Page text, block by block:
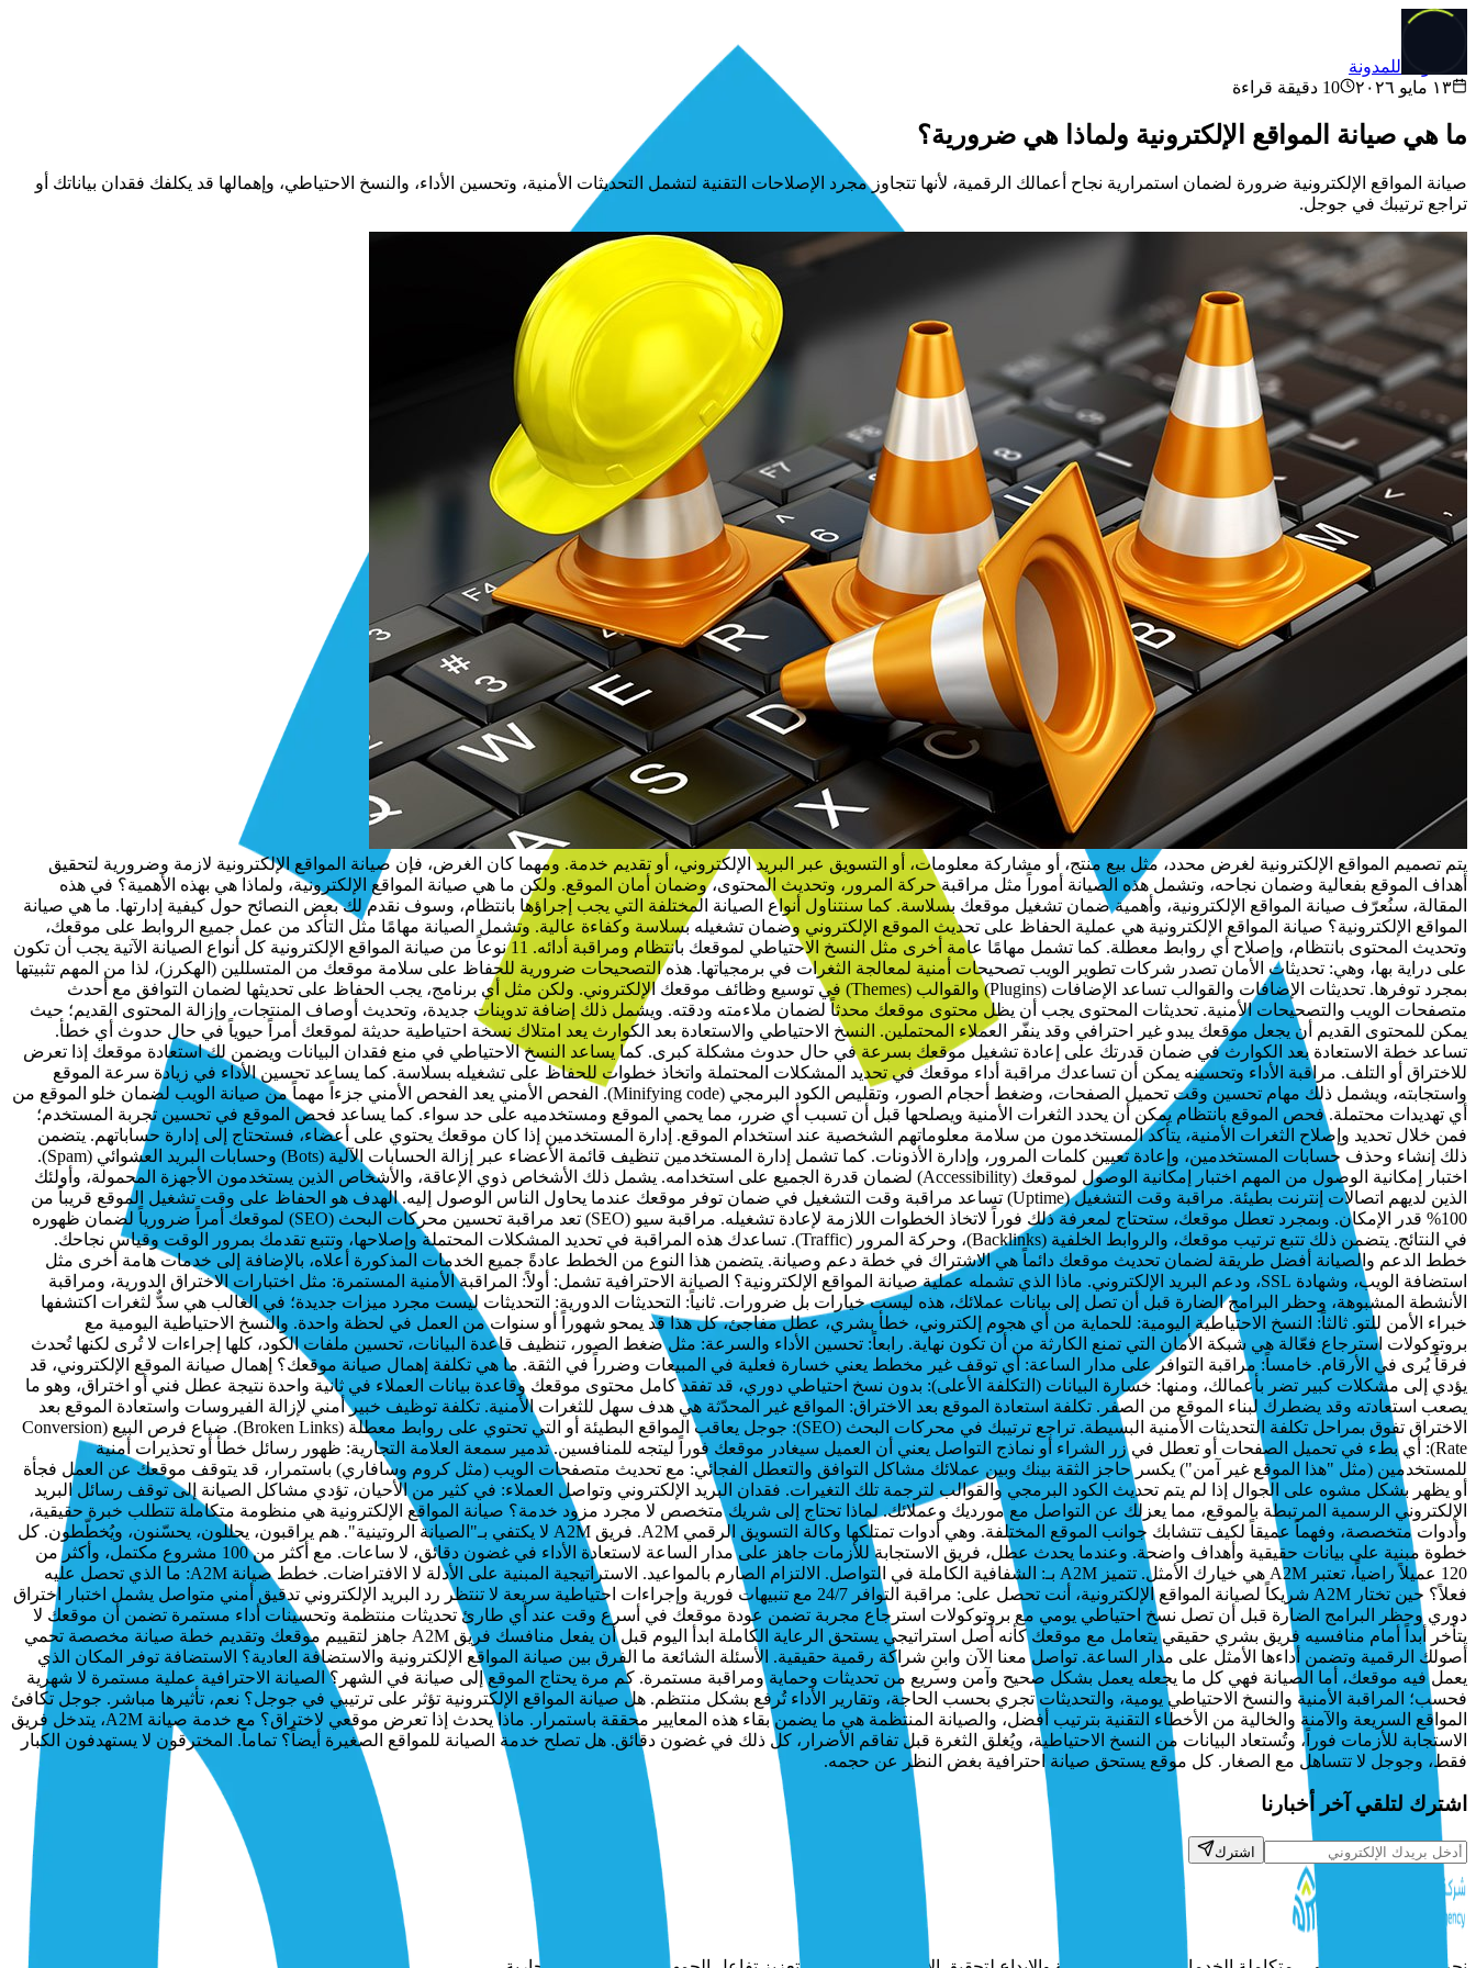
العودة للمدونة
١٣ مايو ٢٠٢٦
10 دقيقة قراءة
ما هي صيانة المواقع الإلكترونية ولماذا هي ضرورية؟
صيانة المواقع الإلكترونية ضرورة لضمان استمرارية نجاح أعمالك الرقمية، لأنها تتجاوز مجرد الإصلاحات التقنية لتشمل التحديثات الأمنية، وتحسين الأداء، والنسخ الاحتياطي، وإهمالها قد يكلفك فقدان بياناتك أو
تراجع ترتيبك في جوجل.
يتم تصميم المواقع الإلكترونية لغرض محدد، مثل بيع منتج، أو مشاركة معلومات، أو التسويق عبر البريد الإلكتروني، أو تقديم خدمة. ومهما كان الغرض، فإن صيانة المواقع الإلكترونية لازمة وضرورية لتحقيق
أهداف الموقع بفعالية وضمان نجاحه، وتشمل هذه الصيانة أموراً مثل مراقبة حركة المرور، وتحديث المحتوى، وضمان أمان الموقع. ولكن ما هي صيانة المواقع الإلكترونية، ولماذا هي بهذه الأهمية؟ في هذه
المقالة، سنُعرّف صيانة المواقع الإلكترونية، وأهمية ضمان تشغيل موقعك بسلاسة. كما سنتناول أنواع الصيانة المختلفة التي يجب إجراؤها بانتظام، وسوف نقدم لك بعض النصائح حول كيفية إدارتها. ما هي صيانة
المواقع الإلكترونية؟ صيانة المواقع الإلكترونية هي عملية الحفاظ على تحديث الموقع الإلكتروني وضمان تشغيله بسلاسة وكفاءة عالية. وتشمل الصيانة مهامًا مثل التأكد من عمل جميع الروابط على موقعك،
وتحديث المحتوى بانتظام، وإصلاح أي روابط معطلة. كما تشمل مهامًا عامة أخرى مثل النسخ الاحتياطي لموقعك بانتظام ومراقبة أدائه. 11 نوعاً من صيانة المواقع الإلكترونية كل أنواع الصيانة الآتية يجب أن تكون
على دراية بها، وهي: تحديثات الأمان تصدر شركات تطوير الويب تصحيحات أمنية لمعالجة الثغرات في برمجياتها. هذه التصحيحات ضرورية للحفاظ على سلامة موقعك من المتسللين (الهكرز)، لذا من المهم تثبيتها
بمجرد توفرها. تحديثات الإضافات والقوالب تساعد الإضافات (Plugins) والقوالب (Themes) في توسيع وظائف موقعك الإلكتروني. ولكن مثل أي برنامج، يجب الحفاظ على تحديثها لضمان التوافق مع أحدث
متصفحات الويب والتصحيحات الأمنية. تحديثات المحتوى يجب أن يظل محتوى موقعك محدثاً لضمان ملاءمته ودقته. ويشمل ذلك إضافة تدوينات جديدة، وتحديث أوصاف المنتجات، وإزالة المحتوى القديم؛ حيث
يمكن للمحتوى القديم أن يجعل موقعك يبدو غير احترافي وقد ينفّر العملاء المحتملين. النسخ الاحتياطي والاستعادة بعد الكوارث يعد امتلاك نسخة احتياطية حديثة لموقعك أمراً حيوياً في حال حدوث أي خطأ.
تساعد خطة الاستعادة بعد الكوارث في ضمان قدرتك على إعادة تشغيل موقعك بسرعة في حال حدوث مشكلة كبرى. كما يساعد النسخ الاحتياطي في منع فقدان البيانات ويضمن لك استعادة موقعك إذا تعرض
للاختراق أو التلف. مراقبة الأداء وتحسينه يمكن أن تساعدك مراقبة أداء موقعك في تحديد المشكلات المحتملة واتخاذ خطوات للحفاظ على تشغيله بسلاسة. كما يساعد تحسين الأداء في زيادة سرعة الموقع
واستجابته، ويشمل ذلك مهام تحسين وقت تحميل الصفحات، وضغط أحجام الصور، وتقليص الكود البرمجي (Minifying code). الفحص الأمني يعد الفحص الأمني جزءاً مهماً من صيانة الويب لضمان خلو الموقع من
أي تهديدات محتملة. فحص الموقع بانتظام يمكن أن يحدد الثغرات الأمنية ويصلحها قبل أن تسبب أي ضرر، مما يحمي الموقع ومستخدميه على حد سواء. كما يساعد فحص الموقع في تحسين تجربة المستخدم؛
فمن خلال تحديد وإصلاح الثغرات الأمنية، يتأكد المستخدمون من سلامة معلوماتهم الشخصية عند استخدام الموقع. إدارة المستخدمين إذا كان موقعك يحتوي على أعضاء، فستحتاج إلى إدارة حساباتهم. يتضمن
ذلك إنشاء وحذف حسابات المستخدمين، وإعادة تعيين كلمات المرور، وإدارة الأذونات. كما تشمل إدارة المستخدمين تنظيف قائمة الأعضاء عبر إزالة الحسابات الآلية (Bots) وحسابات البريد العشوائي (Spam).
اختبار إمكانية الوصول من المهم اختبار إمكانية الوصول لموقعك (Accessibility) لضمان قدرة الجميع على استخدامه. يشمل ذلك الأشخاص ذوي الإعاقة، والأشخاص الذين يستخدمون الأجهزة المحمولة، وأولئك
الذين لديهم اتصالات إنترنت بطيئة. مراقبة وقت التشغيل (Uptime) تساعد مراقبة وقت التشغيل في ضمان توفر موقعك عندما يحاول الناس الوصول إليه. الهدف هو الحفاظ على وقت تشغيل الموقع قريباً من
100% قدر الإمكان. وبمجرد تعطل موقعك، ستحتاج لمعرفة ذلك فوراً لاتخاذ الخطوات اللازمة لإعادة تشغيله. مراقبة سيو (SEO) تعد مراقبة تحسين محركات البحث (SEO) لموقعك أمراً ضرورياً لضمان ظهوره
في النتائج. يتضمن ذلك تتبع ترتيب موقعك، والروابط الخلفية (Backlinks)، وحركة المرور (Traffic). تساعدك هذه المراقبة في تحديد المشكلات المحتملة وإصلاحها، وتتبع تقدمك بمرور الوقت وقياس نجاحك.
خطط الدعم والصيانة أفضل طريقة لضمان تحديث موقعك دائماً هي الاشتراك في خطة دعم وصيانة. يتضمن هذا النوع من الخطط عادةً جميع الخدمات المذكورة أعلاه، بالإضافة إلى خدمات هامة أخرى مثل
استضافة الويب، وشهادة SSL، ودعم البريد الإلكتروني. ماذا الذي تشمله عملية صيانة المواقع الإلكترونية؟ الصيانة الاحترافية تشمل: أولاً: المراقبة الأمنية المستمرة: مثل اختبارات الاختراق الدورية، ومراقبة
الأنشطة المشبوهة، وحظر البرامج الضارة قبل أن تصل إلى بيانات عملائك، هذه ليست خيارات بل ضرورات. ثانياً: التحديثات الدورية: التحديثات ليست مجرد ميزات جديدة؛ في الغالب هي سدٌّ لثغرات اكتشفها
خبراء الأمن للتو. ثالثاً: النسخ الاحتياطية اليومية: للحماية من أي هجوم إلكتروني، خطأ بشري، عطل مفاجئ، كل هذا قد يمحو شهوراً أو سنوات من العمل في لحظة واحدة. والنسخ الاحتياطية اليومية مع
بروتوكولات استرجاع فعّالة هي شبكة الأمان التي تمنع الكارثة من أن تكون نهاية. رابعاً: تحسين الأداء والسرعة: مثل ضغط الصور، تنظيف قاعدة البيانات، تحسين ملفات الكود، كلها إجراءات لا تُرى لكنها تُحدث
فرقاً يُرى في الأرقام. خامساً: مراقبة التوافر على مدار الساعة: أي توقف غير مخطط يعني خسارة فعلية في المبيعات وضرراً في الثقة. ما هي تكلفة إهمال صيانة موقعك؟ إهمال صيانة الموقع الإلكتروني، قد
يؤدي إلى مشكلات كبير تضر بأعمالك، ومنها: خسارة البيانات (التكلفة الأعلى): بدون نسخ احتياطي دوري، قد تفقد كامل محتوى موقعك وقاعدة بيانات العملاء في ثانية واحدة نتيجة عطل فني أو اختراق، وهو ما
يصعب استعادته وقد يضطرك لبناء الموقع من الصفر. تكلفة استعادة الموقع بعد الاختراق: المواقع غير المحدّثة هي هدف سهل للثغرات الأمنية. تكلفة توظيف خبير أمني لإزالة الفيروسات واستعادة الموقع بعد
الاختراق تفوق بمراحل تكلفة التحديثات الأمنية البسيطة. تراجع ترتيبك في محركات البحث (SEO): جوجل يعاقب المواقع البطيئة أو التي تحتوي على روابط معطلة (Broken Links). ضياع فرص البيع (Conversion
Rate): أي بطء في تحميل الصفحات أو تعطل في زر الشراء أو نماذج التواصل يعني أن العميل سيغادر موقعك فوراً ليتجه للمنافسين. تدمير سمعة العلامة التجارية: ظهور رسائل خطأ أو تحذيرات أمنية
للمستخدمين (مثل "هذا الموقع غير آمن") يكسر حاجز الثقة بينك وبين عملائك مشاكل التوافق والتعطل الفجائي: مع تحديث متصفحات الويب (مثل كروم وسافاري) باستمرار، قد يتوقف موقعك عن العمل فجأة
أو يظهر بشكل مشوه على الجوال إذا لم يتم تحديث الكود البرمجي والقوالب لترجمة تلك التغيرات. فقدان البريد الإلكتروني وتواصل العملاء: في كثير من الأحيان، تؤدي مشاكل الصيانة إلى توقف رسائل البريد
الإلكتروني الرسمية المرتبطة بالموقع، مما يعزلك عن التواصل مع مورديك وعملائك. لماذا تحتاج إلى شريك متخصص لا مجرد مزود خدمة؟ صيانة المواقع الإلكترونية هي منظومة متكاملة تتطلب خبرة حقيقية،
وأدوات متخصصة، وفهماً عميقاً لكيف تتشابك جوانب الموقع المختلفة. وهي أدوات تمتلكها وكالة التسويق الرقمي A2M. فريق A2M لا يكتفي بـ"الصيانة الروتينية". هم يراقبون، يحللون، يحسّنون، ويُخطّطون. كل
خطوة مبنية على بيانات حقيقية وأهداف واضحة. وعندما يحدث عطل، فريق الاستجابة للأزمات جاهز على مدار الساعة لاستعادة الأداء في غضون دقائق، لا ساعات. مع أكثر من 100 مشروع مكتمل، وأكثر من
120 عميلاً راضياً، تعتبر A2M هي خيارك الأمثل. تتميز A2M بـ: الشفافية الكاملة في التواصل. الالتزام الصارم بالمواعيد. الاستراتيجية المبنية على الأدلة لا الافتراضات. خطط صيانة A2M: ما الذي تحصل عليه
فعلاً؟ حين تختار A2M شريكاً لصيانة المواقع الإلكترونية، أنت تحصل على: مراقبة التوافر 24/7 مع تنبيهات فورية وإجراءات احتياطية سريعة لا تنتظر رد البريد الإلكتروني تدقيق أمني متواصل يشمل اختبار اختراق
دوري وحظر البرامج الضارة قبل أن تصل نسخ احتياطي يومي مع بروتوكولات استرجاع مجربة تضمن عودة موقعك في أسرع وقت عند أي طارئ تحديثات منتظمة وتحسينات أداء مستمرة تضمن أن موقعك لا
يتأخر أبداً أمام منافسيه فريق بشري حقيقي يتعامل مع موقعك كأنه أصل استراتيجي يستحق الرعاية الكاملة ابدأ اليوم قبل أن يفعل منافسك فريق A2M جاهز لتقييم موقعك وتقديم خطة صيانة مخصصة تحمي
أصولك الرقمية وتضمن أداءها الأمثل على مدار الساعة. تواصل معنا الآن وابنِ شراكة رقمية حقيقية. الأسئلة الشائعة ما الفرق بين صيانة المواقع الإلكترونية والاستضافة العادية؟ الاستضافة توفر المكان الذي
يعمل فيه موقعك، أما الصيانة فهي كل ما يجعله يعمل بشكل صحيح وآمن وسريع من تحديثات وحماية ومراقبة مستمرة. كم مرة يحتاج الموقع إلى صيانة في الشهر؟ الصيانة الاحترافية عملية مستمرة لا شهرية
فحسب؛ المراقبة الأمنية والنسخ الاحتياطي يومية، والتحديثات تجري بحسب الحاجة، وتقارير الأداء تُرفع بشكل منتظم. هل صيانة المواقع الإلكترونية تؤثر على ترتيبي في جوجل؟ نعم، تأثيرها مباشر. جوجل تكافئ
المواقع السريعة والآمنة والخالية من الأخطاء التقنية بترتيب أفضل، والصيانة المنتظمة هي ما يضمن بقاء هذه المعايير محققة باستمرار. ماذا يحدث إذا تعرض موقعي لاختراق؟ مع خدمة صيانة A2M، يتدخل فريق
الاستجابة للأزمات فوراً، وتُستعاد البيانات من النسخ الاحتياطية، ويُغلق الثغرة قبل تفاقم الأضرار، كل ذلك في غضون دقائق. هل تصلح خدمة الصيانة للمواقع الصغيرة أيضاً؟ تماماً. المخترقون لا يستهدفون الكبار
فقط، وجوجل لا تتساهل مع الصغار. كل موقع يستحق صيانة احترافية بغض النظر عن حجمه.
اشترك لتلقي آخر أخبارنا
اشترك